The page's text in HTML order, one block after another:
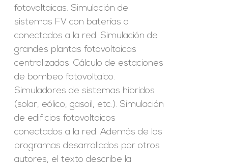
fotovoltaicas. Simulación de
sistemas FV con baterías o
conectados a la red. Simulación de
grandes plantas fotovoltaicas
centralizadas. Cálculo de estaciones
de bombeo fotovoltaico.
Simuladores de sistemas híbridos
(solar, eólico, gasoil, etc.). Simulación
de edificios fotovoltaicos
conectados a la red. Además de los
programas desarrollados por otros
autores, el texto describe la